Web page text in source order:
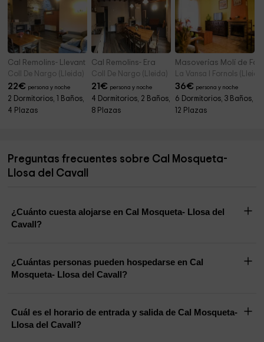
Cal Remolins- Llevant
Coll De Nargo (Lleida)
22€ persona y noche
2 Dormitorios, 1 Baños,
4 Plazas
Cal Remolins- Era
Coll De Nargo (Lleida)
21€ persona y noche
4 Dormitorios, 2 Baños,
8 Plazas
Masoverías Molí de
La Vansa I Fornols
36€ persona y noche
6 Dormitorios, 3 Baños,
12 Plazas
Preguntas frecuentes sobre Cal Mosqueta-
Llosa del Cavall
¿Cuánto cuesta alojarse en Cal Mosqueta- Llosa del
Cavall?
¿Cuántas personas pueden hospedarse en Cal
Mosqueta- Llosa del Cavall?
Cuál es el horario de entrada y salida de Cal Mosqueta-
Llosa del Cavall?